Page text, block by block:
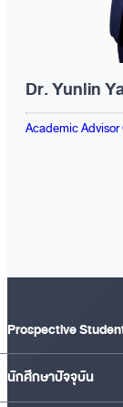
Dr. Yunlin
Academic
Prospective
นักศึกษาปัจจุบัน